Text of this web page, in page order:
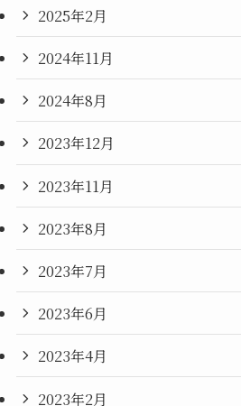
2025年2月
2024年11月
2024年8月
2023年12月
2023年11月
2023年8月
2023年7月
2023年6月
2023年4月
2023年2月